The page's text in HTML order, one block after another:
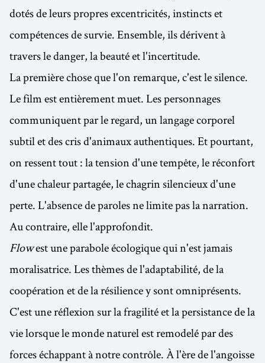
dotés de leurs propres excentricités, instincts et
compétences de survie. Ensemble, ils dérivent à
travers le danger, la beauté et l'incertitude.
La première chose que l'on remarque, c'est le silence.
Le film est entièrement muet. Les personnages
communiquent par le regard, un langage corporel
subtil et des cris d'animaux authentiques. Et pourtant,
on ressent tout : la tension d'une tempête, le réconfort
d'une chaleur partagée, le chagrin silencieux d'une
perte. L'absence de paroles ne limite pas la narration.
Au contraire, elle l'approfondit.
Flowest une parabole écologique qui n'est jamais
moralisatrice. Les thèmes de l'adaptabilité, de la
coopération et de la résilience y sont omniprésents.
C'est une réflexion sur la fragilité et la persistance de la
vie lorsque le monde naturel est remodelé par des
forces échappant à notre contrôle. À l'ère de l'angoisse